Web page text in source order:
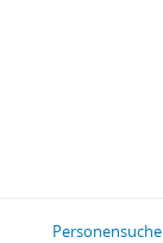
Personensuche